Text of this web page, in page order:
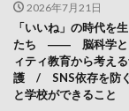
2026年7月21日
「いいね」の時代を
たち ―― 脳科学と
ィティ教育から考え
護 / SNS依存を防
と学校ができること